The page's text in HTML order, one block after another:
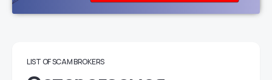
LIST OF SCAM BROKERS